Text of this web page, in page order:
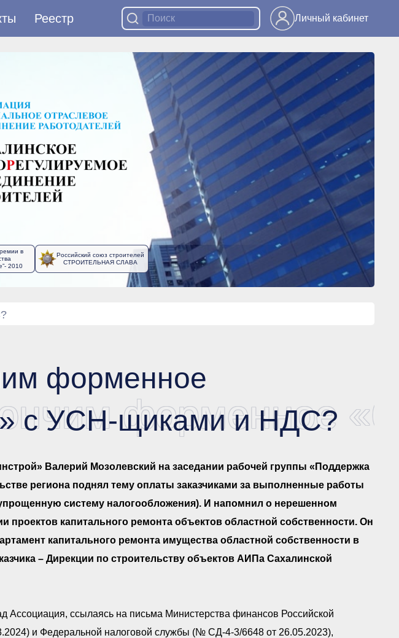
Реестр Личный кабинет
в
2010
Российский союз строителей
СТРОИТЕЛЬНАЯ СЛАВА
форменное
с УСН-щиками и НДС?
форменное
Валерий Мозолевский на заседании рабочей группы «Поддержка
региона поднял тему оплаты заказчиками за выполненные работы
систему налогообложения). И напомнил о нерешенном
проектов капитального ремонта объектов областной собственности. Он
капитального ремонта имущества областной собственности в
– Дирекции по строительству объектов АИПа Сахалинской
Ассоциация, ссылаясь на письма Министерства финансов Российской
и Федеральной налоговой службы (№ СД-4-3/6648 от 26.05.2023),